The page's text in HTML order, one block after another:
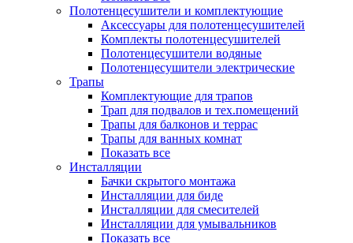
Полотенцесушители и комплектующие
Аксессуары для полотенцесушителей
Комплекты полотенцесушителей
Полотенцесушители водяные
Полотенцесушители электрические
Трапы
Комплектующие для трапов
Трап для подвалов и тех.помещений
Трапы для балконов и террас
Трапы для ванных комнат
Показать все
Инсталляции
Бачки скрытого монтажа
Инсталляции для биде
Инсталляции для смесителей
Инсталляции для умывальников
Показать все